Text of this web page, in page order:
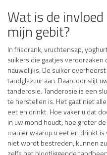
Wat is de
mijn gebit?
In frisdrank, vruchtensap,
suikers die gaatjes veroorzaken
nauwelijks. De suiker
tandglazuur aan. Daardoor slijt
tanderosie. Tanderosie is een
te herstellen is. Het gaat niet
eet en drinkt. Hoe vaker u dat
in uw mond houdt, hoe groter
manier waarop u eet en drinkt
niet wordt bestreden, kunnen